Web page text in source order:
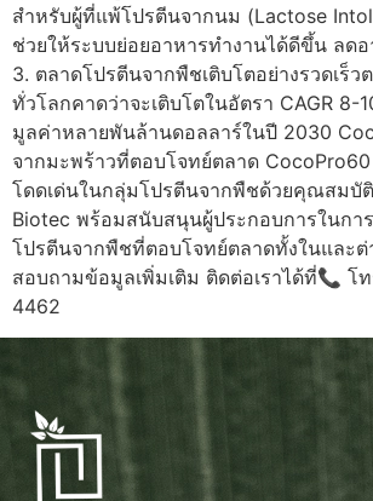
สำหรับผู้ที่แพ้โปรตีนจากนม (Lactose
ช่วยให้ระบบย่อยอาหารทำงานได้ดีขึ้น ลด
3. ตลาดโปรตีนจากพืชเติบโตอย่างรวดเร็
ทั่วโลกคาดว่าจะเติบโตในอัตรา CAGR 8-
มูลค่าหลายพันล้านดอลลาร์ในปี 2030
จากมะพร้าวที่ตอบโจทย์ตลาด
โดดเด่นในกลุ่มโปรตีนจากพืชด้วยคุณสมบั
Biotec พร้อมสนับสนุนผู้ประกอบการในก
โปรตีนจากพืชที่ตอบโจทย์ตลาดทั้งในและต่
สอบถามข้อมูลเพิ่มเติม ติดต่อเราได้ที่📞 โ
4462